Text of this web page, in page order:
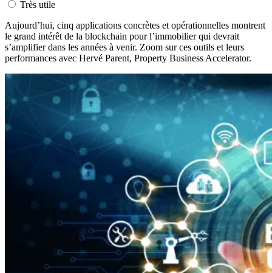
Très utile
Aujourd’hui, cinq applications concrètes et opérationnelles montrent
le grand intérêt de la blockchain pour l’immobilier qui devrait
s’amplifier dans les années à venir. Zoom sur ces outils et leurs
performances avec Hervé Parent, Property Business Accelerator.